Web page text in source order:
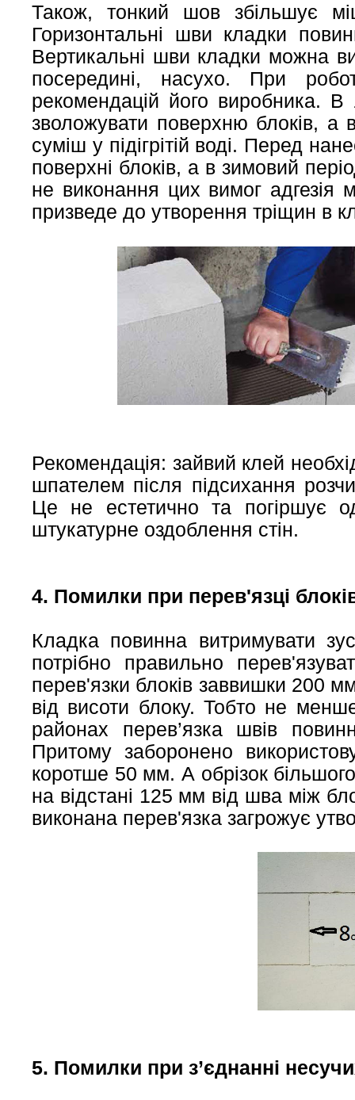
Також, тонкий шов збільшує
Горизонтальні шви кладки
Вертикальні шви кладки можна
посередині, насухо. При
рекомендацій його виробника. В
зволожувати поверхню блоків, а
суміш у підігрітій воді. Перед
поверхні блоків, а в зимовий
не виконання цих вимог
призведе до утворення тріщин в
Рекомендація: зайвий клей
шпателем після підсихання
Це не естетично та погіршує
штукатурне оздоблення стін.
4. Помилки при перев'язці
Кладка повинна витримувати
потрібно правильно
перев'язки блоків заввишки 200
від висоти блоку. Тобто не
районах перев’язка швів
Притому заборонено
коротше 50 мм. А обрізок
на відстані 125 мм від шва між
виконана перев'язка загрожує
5. Помилки при з’єднанні